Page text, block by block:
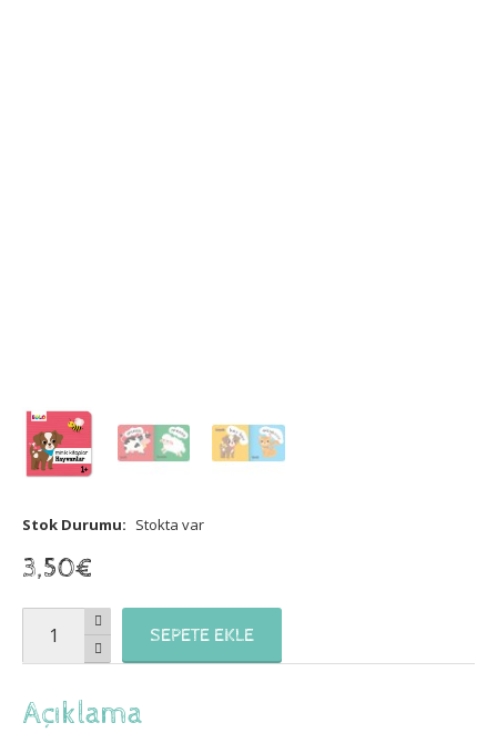
Stok Durumu: Stokta var
3,50€
SEPETE EKLE
Açıklama